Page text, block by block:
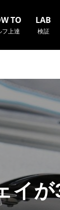
TO
フ上達
LAB
検証
イが